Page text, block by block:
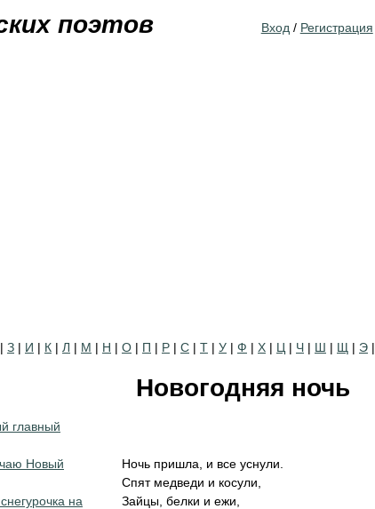
поэтов Вход / Регистрация
| З | И | К | Л | М | Н | О | П | Р | С | Т | У | Ф | Х | Ц | Ч | Ш | Щ | Э |
Новогодняя ночь
Ночь пришла, и все уснули.
Спят медведи и косули,
Зайцы, белки и ежи,
главный
Новый
на